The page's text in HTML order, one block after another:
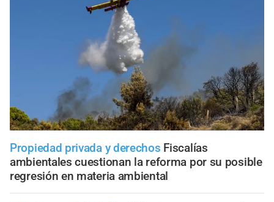
Propiedad privada y derechos Fiscalías
ambientales cuestionan la reforma por su posible
regresión en materia ambiental